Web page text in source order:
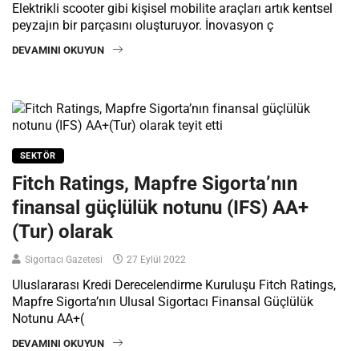
Elektrikli scooter gibi kişisel mobilite araçları artık kentsel
peyzajın bir parçasını oluşturuyor. İnovasyon ç
DEVAMINI OKUYUN
SEKTÖR
Fitch Ratings, Mapfre Sigorta’nın
finansal güçlülük notunu (IFS) AA+
(Tur) olarak
Sigortacı Gazetesi 27 Eylül 2022
Uluslararası Kredi Derecelendirme Kuruluşu Fitch Ratings,
Mapfre Sigorta’nın Ulusal Sigortacı Finansal Güçlülük
Notunu AA+(
DEVAMINI OKUYUN